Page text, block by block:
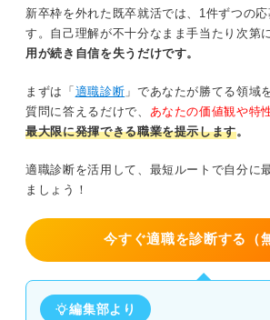
新卒枠を外れた既卒就活では、1件ずつの
す。自己理解が不十分なまま手当たり次第
用が続き自信を失うだけです。
まずは「適職診断 」であなたが勝てる領域
質問に答えるだけで、 あなたの価値観や特
最大限に発揮できる職業を提示します。
適職診断を活用して、最短ルートで自分に
ましょう！
今すぐ適職を診断する（
編集部より